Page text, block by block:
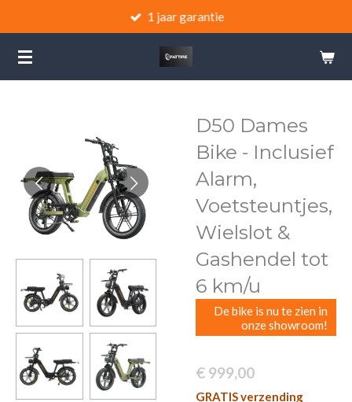
naar
de
1 jaar garantie
D50 Dames
Bike - Inclusief
Alarm,
Voetsteuntjes,
Wielslot &
Gashendel tot
6 km/u
De bike is nu te zien in
onze showroom!
€ 999,00
GRATIS verzending